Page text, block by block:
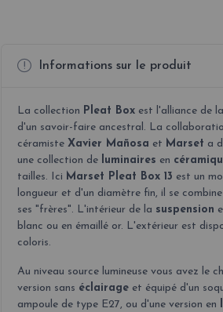
Informations sur le produit
La collection Pleat Boxest l'alliance de
d'un savoir-faire ancestral. La
céramiste Xavier Mañosa et Marset a
une collection de luminaires en
tailles. Ici Marset Pleat Box 13 est un
longueur et d'un diamètre fin, il se
ses "frères". L'intérieur de la suspension
blanc ou en émaillé or. L'extérieur est
coloris.
Au niveau source lumineuse vous avez le
version sans éclairageet équipé d'un
ampoule de type E27, ou d'une version en